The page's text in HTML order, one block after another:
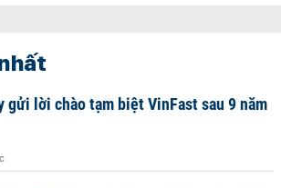
gửi lời chào tạm biệt VinFast sau 9 năm